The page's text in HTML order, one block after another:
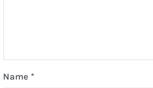
Name *